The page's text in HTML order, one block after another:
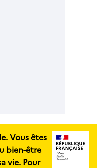
Vous êtes
bien-être
vie. Pour